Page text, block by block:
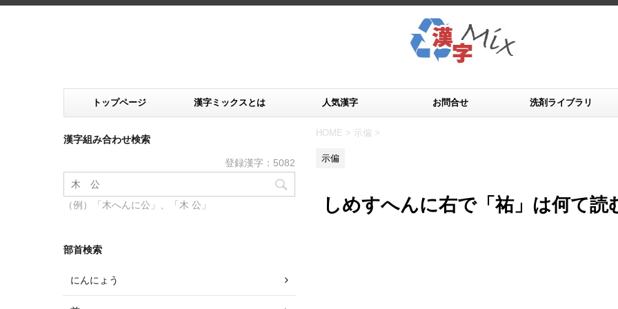
トップページ 漢字ミックスとは 人気漢字 お問合せ 洗剤ライブラリ
HOME > 示偏 >
示偏
しめすへんに右で「祐」は何て読
漢字組み合わせ検索
登録漢字：5082
（例）「木へんに公」、「木 公」
部首検索
にんにょう